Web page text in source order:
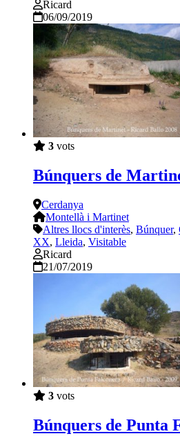
Ricard
06/09/2019
3 vots
Búnquers de
Cerdanya
Montellà i Martinet
Altres llocs d'interès, Búnquer,
XX, Lleida, Visitable
Ricard
21/07/2019
3 vots
Búnquers de Punta